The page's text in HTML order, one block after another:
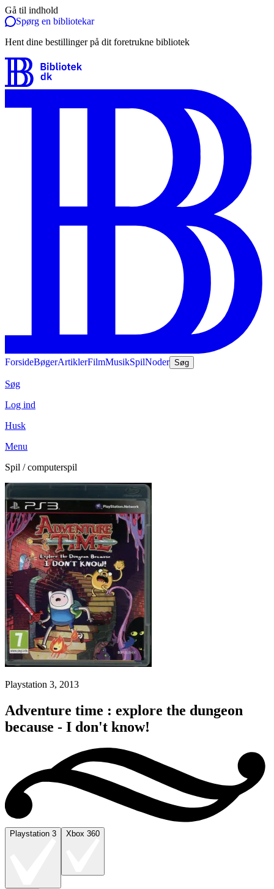
Gå til indhold
Spørg en bibliotekar
Hent dine bestillinger på dit foretrukne bibliotek
ForsideBøgerArtiklerFilmMusikSpilNoder Søg
Søg
Log ind
Husk
Menu
Spil / computerspil
Playstation 3, 2013
Adventure time : explore the dungeon
because - I don't know!
Playstation 3 Xbox 360